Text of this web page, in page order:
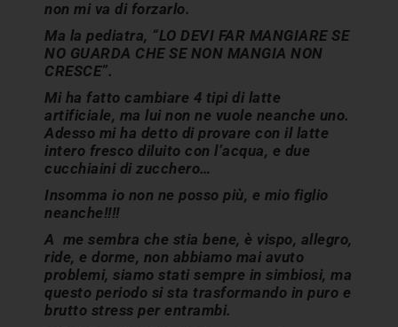
non mi va di forzarlo.
Ma la pediatra, “LO DEVI FAR MANGIARE SE
NO GUARDA CHE SE NON MANGIA NON
CRESCE”.
Mi ha fatto cambiare 4 tipi di latte
artificiale, ma lui non ne vuole neanche uno.
Adesso mi ha detto di provare con il latte
intero fresco diluito con l’acqua, e due
cucchiaini di zucchero…
Insomma io non ne posso più, e mio figlio
neanche!!!!
A me sembra che stia bene, è vispo, allegro,
ride, e dorme, non abbiamo mai avuto
problemi, siamo stati sempre in simbiosi, ma
questo periodo si sta trasformando in puro e
brutto stress per entrambi.